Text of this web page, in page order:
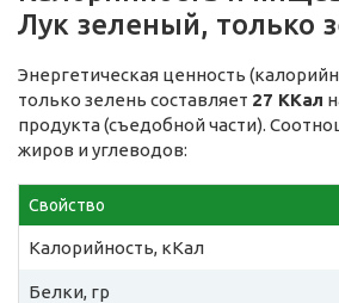
Лук зеленый, только
Энергетическая ценность
только зелень составляет 27 ККал
продукта (съедобной части).
жиров и углеводов:
Свойство
Калорийность, кКал
Белки, гр